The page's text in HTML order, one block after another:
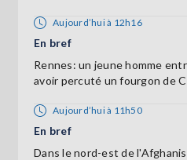
Aujourd’hui à 12h16
En bref
Rennes: un jeune homme
avoir percuté un fourgon de
Aujourd’hui à 11h50
En bref
Dans le nord-est de